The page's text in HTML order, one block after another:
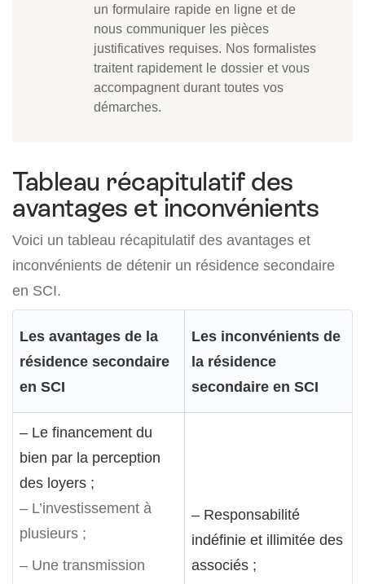
un formulaire rapide en ligne et de
nous communiquer les pièces
justificatives requises. Nos formalistes
traitent rapidement le dossier et vous
accompagnent durant toutes vos
démarches.
Tableau récapitulatif des
avantages et inconvénients
Voici un tableau récapitulatif des avantages et
inconvénients de détenir un résidence secondaire
en SCI.
Les avantages de la
résidence secondaire
en SCI
Les inconvénients de
la résidence
secondaire en SCI
– Le financement du
bien par la perception
des loyers ;
– L’investissement à
plusieurs ;
– Une transmission
– Responsabilité
indéfinie et illimitée des
associés ;